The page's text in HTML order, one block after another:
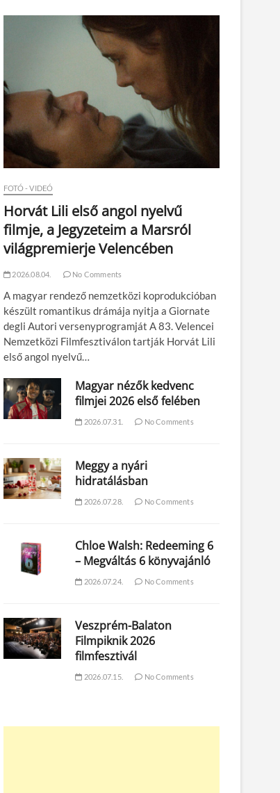
FOTÓ - VIDEÓ
Horvát Lili első angol nyelvű
filmje, a Jegyzeteim a Marsról
világpremierje Velencében
2026.08.04. No Comments
A magyar rendező nemzetközi koprodukcióban
készült romantikus drámája nyitja a Giornate
degli Autori versenyprogramját A 83. Velencei
Nemzetközi Filmfesztiválon tartják Horvát Lili
első angol nyelvű…
Magyar nézők kedvenc
filmjei 2026 első felében
2026.07.31. No Comments
Meggy a nyári
hidratálásban
2026.07.28. No Comments
Chloe Walsh: Redeeming 6
– Megváltás 6 könyvajánló
2026.07.24. No Comments
Veszprém-Balaton
Filmpiknik 2026
filmfesztivál
2026.07.15. No Comments